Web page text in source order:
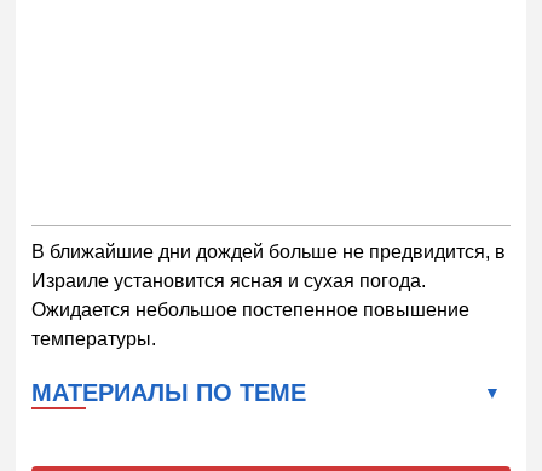
В ближайшие дни дождей больше не предвидится, в
Израиле установится ясная и сухая погода.
Ожидается небольшое постепенное повышение
температуры.
МАТЕРИАЛЫ ПО ТЕМЕ